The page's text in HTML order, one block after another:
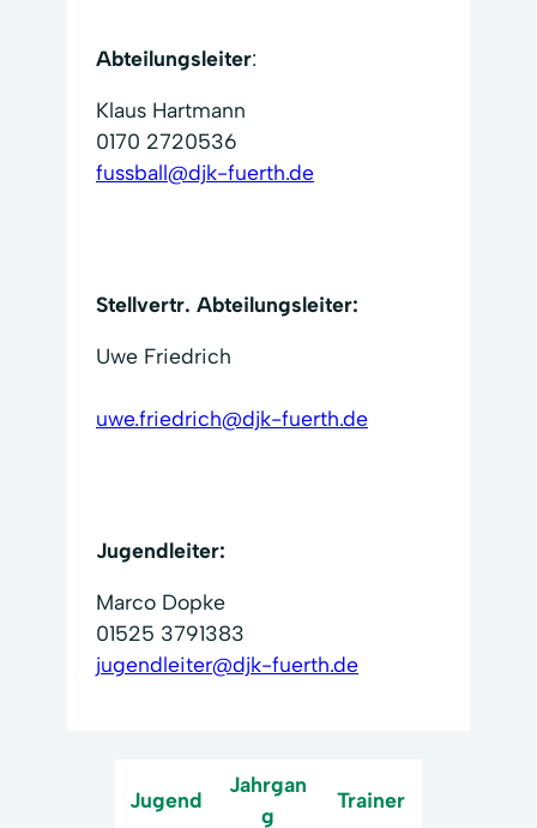
Abteilungsleiter:
Klaus Hartmann
0170 2720536
fussball@djk-fuerth.de
Stellvertr. Abteilungsleiter:
Uwe Friedrich
uwe.friedrich@djk-fuerth.de
Jugendleiter:
Marco Dopke
01525 3791383
jugendleiter@djk-fuerth.de
Jugend
Jahrgan
g
Trainer